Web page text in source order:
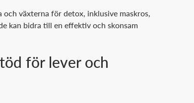
växterna för detox, inklusive maskros,
kan bidra till en effektiv och skonsam
för lever och